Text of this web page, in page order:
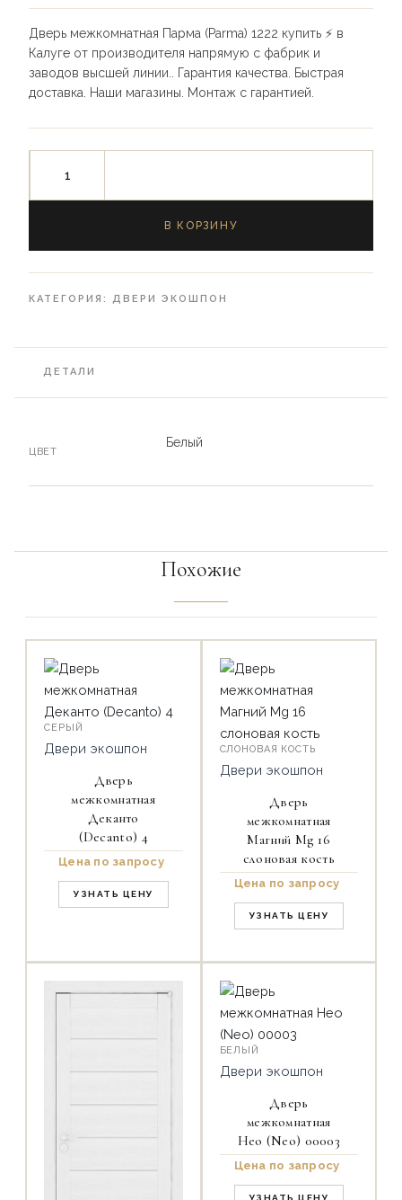
Дверь межкомнатная Парма (Parma) 1222 купить ⚡️ в
Калуге от производителя напрямую с фабрик и
заводов высшей линии.. Гарантия качества. Быстрая
доставка. Наши магазины. Монтаж с гарантией.
В КОРЗИНУ
КАТЕГОРИЯ: ДВЕРИ ЭКОШПОН
ДЕТАЛИ
ЦВЕТ
Белый
Похожие
СЕРЫЙ
Двери экошпон
Дверь
межкомнатная
Деканто
(Decanto) 4
Цена по запросу
УЗНАТЬ ЦЕНУ
СЛОНОВАЯ КОСТЬ
Двери экошпон
Дверь
межкомнатная
Магний Mg 16
слоновая кость
Цена по запросу
УЗНАТЬ ЦЕНУ
БЕЛЫЙ
Двери экошпон
Дверь
межкомнатная
Нео (Neo) 00003
Цена по запросу